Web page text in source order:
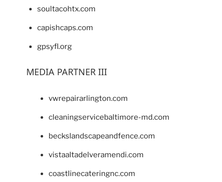
soultacohtx.com
capishcaps.com
gpsyfl.org
MEDIA PARTNER III
vwrepairarlington.com
cleaningservicebaltimore-md.com
beckslandscapeandfence.com
vistaaltadelveramendi.com
coastlinecateringnc.com